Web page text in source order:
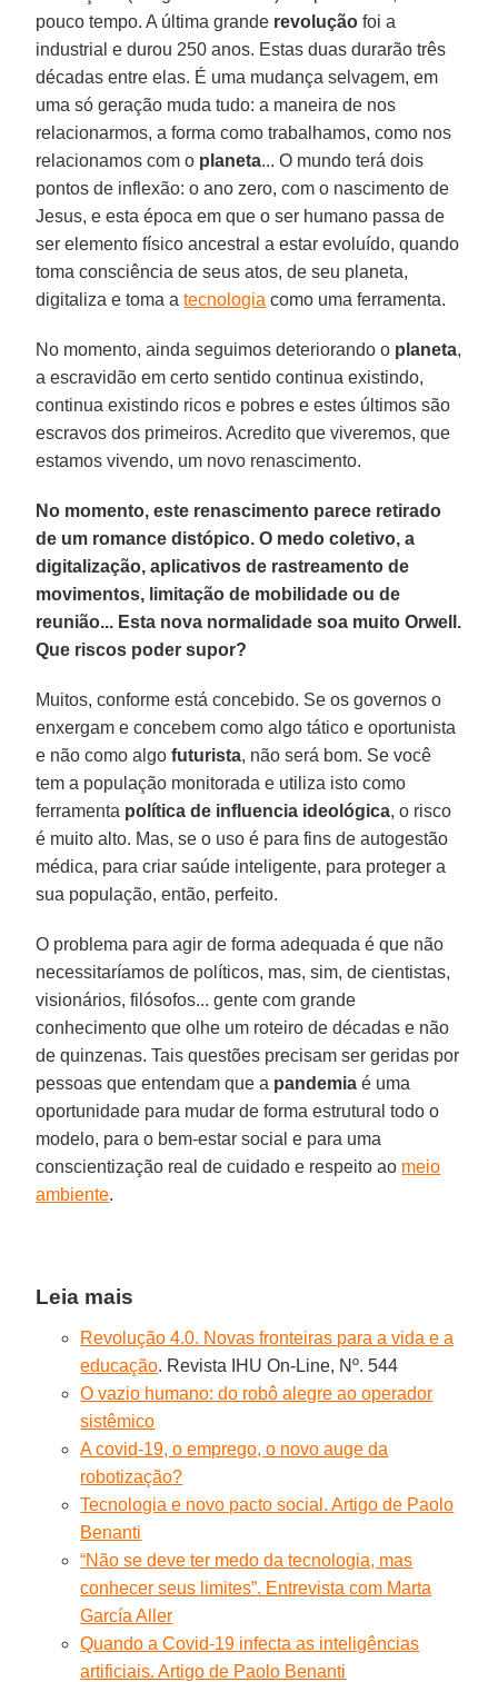
pouco tempo. A última grande revolução foi a
industrial e durou 250 anos. Estas duas durarão três
décadas entre elas. É uma mudança selvagem, em
uma só geração muda tudo: a maneira de nos
relacionarmos, a forma como trabalhamos, como nos
relacionamos com o planeta... O mundo terá dois
pontos de inflexão: o ano zero, com o nascimento de
Jesus, e esta época em que o ser humano passa de
ser elemento físico ancestral a estar evoluído, quando
toma consciência de seus atos, de seu planeta,
digitaliza e toma atecnologia como uma ferramenta.
No momento, ainda seguimos deteriorando o planeta,
a escravidão em certo sentido continua existindo,
continua existindo ricos e pobres e estes últimos são
escravos dos primeiros. Acredito que viveremos, que
estamos vivendo, um novo renascimento.
No momento, este renascimento parece retirado
de um romance distópico. O medo coletivo, a
digitalização, aplicativos de rastreamento de
movimentos, limitação de mobilidade ou de
reunião... Esta nova normalidade soa muito Orwell.
Que riscos poder supor?
Muitos, conforme está concebido. Se os governos o
enxergam e concebem como algo tático e oportunista
e não como algofuturista, não será bom. Se você
tem a população monitorada e utiliza isto como
ferramenta política de influencia ideológica, o risco
é muito alto. Mas, se o uso é para fins de autogestão
médica, para criar saúde inteligente, para proteger a
sua população, então, perfeito.
O problema para agir de forma adequada é que não
necessitaríamos de políticos, mas, sim, de cientistas,
visionários, filósofos... gente com grande
conhecimento que olhe um roteiro de décadas e não
de quinzenas. Tais questões precisam ser geridas por
pessoas que entendam que a pandemia é uma
oportunidade para mudar de forma estrutural todo o
modelo, para o bem-estar social e para uma
conscientização real de cuidado e respeito ao meio
ambiente.
Leia mais
Revolução 4.0. Novas fronteiras para a vida e a
educação. Revista IHU On-Line, Nº. 544
O vazio humano: do robô alegre ao operador
sistêmico
A covid-19, o emprego, o novo auge da
robotização?
Tecnologia e novo pacto social. Artigo de Paolo
Benanti
“Não se deve ter medo da tecnologia, mas
conhecer seus limites”. Entrevista com Marta
García Aller
Quando a Covid-19 infecta as inteligências
artificiais. Artigo de Paolo Benanti